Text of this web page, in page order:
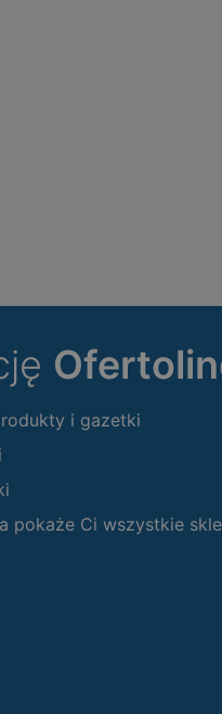
i gazetki
pokaże Ci wszystkie